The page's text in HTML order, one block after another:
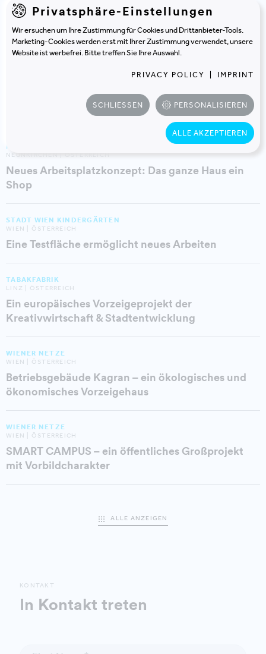
AUTOMIC
Neue Arbeitswelt für ein vielseitiges Team
Moderne Lernwelten am Campus der Zukunft
MEDIASHOP
NEUNKIRCHEN | ÖSTERREICH
Neues Arbeitsplatzkonzept: Das ganze Haus ein
Shop
STADT WIEN KINDERGÄRTEN
WIEN | ÖSTERREICH
Eine Testfläche ermöglicht neues Arbeiten
TABAKFABRIK
LINZ | ÖSTERREICH
Ein europäisches Vorzeigeprojekt der
Kreativwirtschaft & Stadtentwicklung
WIENER NETZE
WIEN | ÖSTERREICH
Betriebsgebäude Kagran – ein ökologisches und
ökonomisches Vorzeigehaus
WIENER NETZE
WIEN | ÖSTERREICH
SMART CAMPUS – ein öffentliches Großprojekt
mit Vorbildcharakter
ALLE ANZEIGEN
KONTAKT
In Kontakt treten
Privatsphäre-Einstellungen
Wir ersuchen um Ihre Zustimmung für Cookies und Drittanbieter-Tools.
Marketing-Cookies werden erst mit Ihrer Zustimmung verwendet, unsere
Website ist werbefrei. Bitte treffen Sie Ihre Auswahl.
PRIVACY POLICY IMPRINT
SCHLIESSEN PERSONALISIEREN
ALLE AKZEPTIEREN